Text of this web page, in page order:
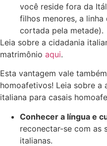
você reside fora da
filhos menores, a
cortada pela metade).
Leia sobre a cidadania
matrimônio aqui.
Esta vantagem vale
homoafetivos! Leia sobre a
italiana para casais
Conhecer a língua e
reconectar-se com as
italianas.